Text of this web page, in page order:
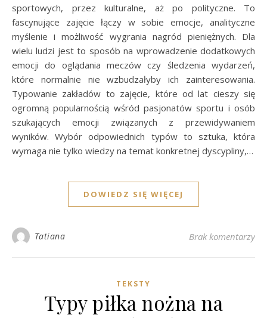
sportowych, przez kulturalne, aż po polityczne. To
fascynujące zajęcie łączy w sobie emocje, analityczne
myślenie i możliwość wygrania nagród pieniężnych. Dla
wielu ludzi jest to sposób na wprowadzenie dodatkowych
emocji do oglądania meczów czy śledzenia wydarzeń,
które normalnie nie wzbudzałyby ich zainteresowania.
Typowanie zakładów to zajęcie, które od lat cieszy się
ogromną popularnością wśród pasjonatów sportu i osób
szukających emocji związanych z przewidywaniem
wyników. Wybór odpowiednich typów to sztuka, która
wymaga nie tylko wiedzy na temat konkretnej dyscypliny,…
DOWIEDZ SIĘ WIĘCEJ
Tatiana Brak komentarzy
TEKSTY
Typy piłka nożna na